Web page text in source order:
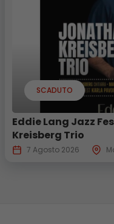
SCADUTO
Eddie Lang Jazz
Kreisberg Trio
7 Agosto 2026